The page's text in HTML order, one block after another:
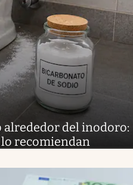
del inodoro:
recomiendan